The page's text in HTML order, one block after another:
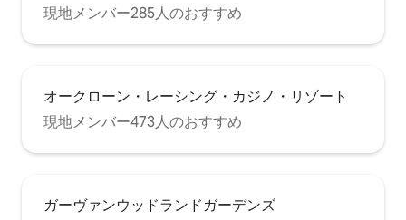
現地メンバー285人のおすすめ
オークローン・レーシング・カジノ・リゾート
現地メンバー473人のおすすめ
ガーヴァンウッドランドガーデンズ